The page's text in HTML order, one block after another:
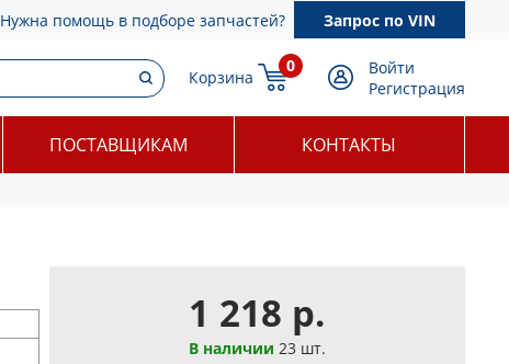
Нужна помощь в подборе запчастей? Запрос по VIN
Корзина
0
Войти
Регистрация
ПОСТАВЩИКАМ КОНТАКТЫ
1 218 р.
В наличии 23 шт.